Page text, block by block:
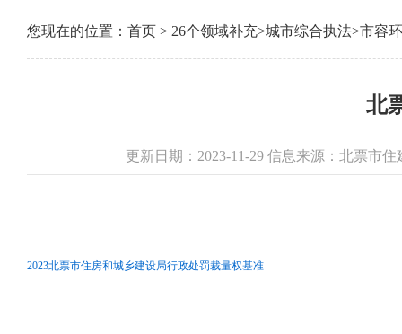
您现在的位置： 首页 > 26个领域补充>城市综合执法>市容
北
更新日期：2023-11-29 信息来源：北票市
2023北票市住房和城乡建设局行政处罚裁量权基准